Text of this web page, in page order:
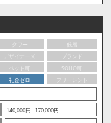
タワー
低層
デザイナーズ
ブランド
ペット可
SOHO可
礼金ゼロ
フリーレント
140,000円 - 170,000円